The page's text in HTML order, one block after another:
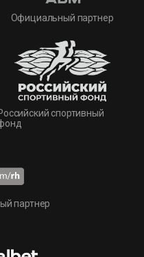
Официальный партнер
спортивный
партнер